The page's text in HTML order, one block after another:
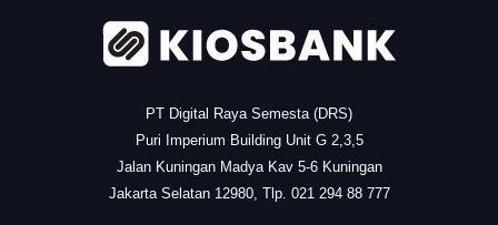
PT Digital Raya Semesta (DRS)
Puri Imperium Building Unit G 2,3,5
Jalan Kuningan Madya Kav 5-6 Kuningan
Jakarta Selatan 12980, Tlp. 021 294 88 777